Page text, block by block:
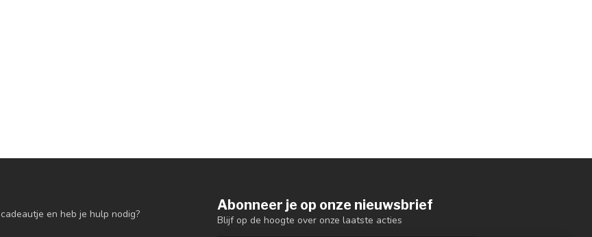
en heb je hulp nodig?
Abonneer je op onze nieuwsbrief
Blijf op de hoogte over onze laatste acties